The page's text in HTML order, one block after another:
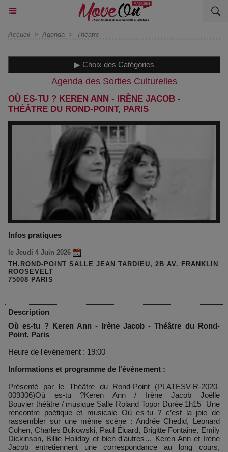
Accueil > Agenda > Théatre
▶ Choix des Catégories
Agenda des Sorties Culturelles
OÙ ES-TU ? KEREN ANN - IRÈNE JACOB -
THÉÂTRE DU ROND-POINT, PARIS
Infos pratiques
le Jeudi 4 Juin 2026
TH.ROND-POINT SALLE JEAN TARDIEU, 2B AV. FRANKLIN
ROOSEVELT
75008 PARIS
Description
Où es-tu ? Keren Ann - Irène Jacob - Théâtre du Rond-
Point, Paris
Heure de l'événement : 19:00
Informations et programme de l'événement :
Présenté par le Théâtre du Rond-Point (PLATESV-R-2020-
009306)Où es-tu ?Keren Ann / Irène Jacob Joëlle
Bouvier théâtre / musique Salle Roland Topor Durée 1h15 Une
rencontre poétique et musicale Où es-tu ? c’est la joie de
rassembler sur une même scène : Andrée Chedid, Leonard
Cohen, Charles Bukowski, Paul Éluard, Brigitte Fontaine, Emily
Dickinson, Billie Holiday et bien d’autres… Keren Ann et Irène
Jacob entretiennent une correspondance au long cours,